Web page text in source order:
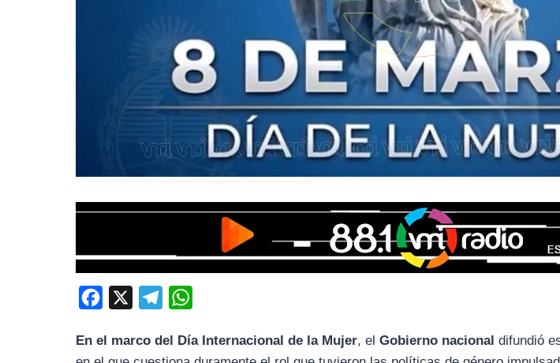
c
l
a
En el marco del Día Internacional de la Mujer, elGobierno nacional difundió